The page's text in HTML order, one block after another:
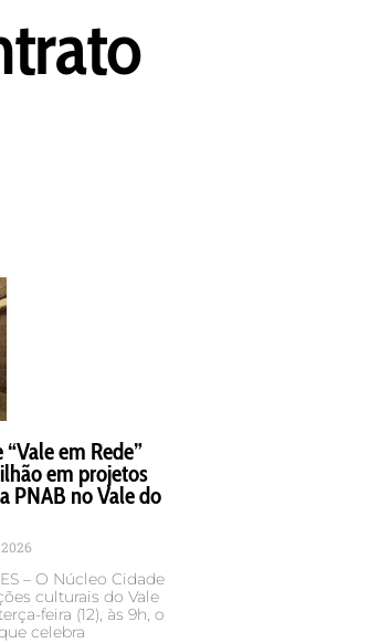
em Rede”
em projetos
PNAB no Vale do
– O Núcleo Cidade
culturais do Vale
feira (12), às 9h, o
celebra